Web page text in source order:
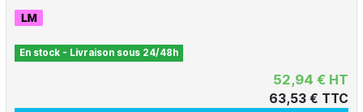
En stock - Livraison sous 24/48h
52,94 € HT
63,53 € TTC